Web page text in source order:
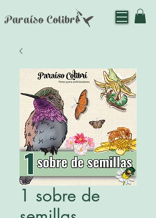
Paraíso Colibrí
1 sobre de